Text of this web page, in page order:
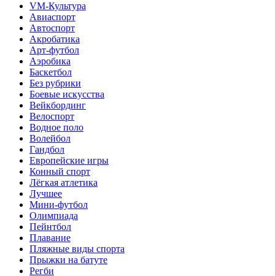
VM-Культура
Авиаспорт
Автоспорт
Акробатика
Арт-футбол
Аэробика
Баскетбол
Без рубрики
Боевые искусства
Вейкбординг
Велоспорт
Водное поло
Волейбол
Гандбол
Европейские игры
Конный спорт
Лёгкая атлетика
Лучшее
Мини-футбол
Олимпиада
Пейнтбол
Плавание
Пляжные виды спорта
Прыжки на батуте
Регби